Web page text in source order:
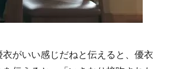
がいい感じだねと伝えると、優衣